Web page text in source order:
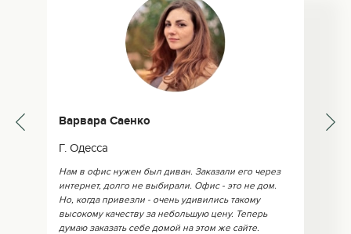
Варвара Саенко
Г. Одесса
Нам в офис нужен был диван. Заказали его через
интернет, долго не выбирали. Офис - это не дом.
Но, когда привезли - очень удивились такому
высокому качеству за небольшую цену. Теперь
думаю заказать себе домой на этом же сайте.